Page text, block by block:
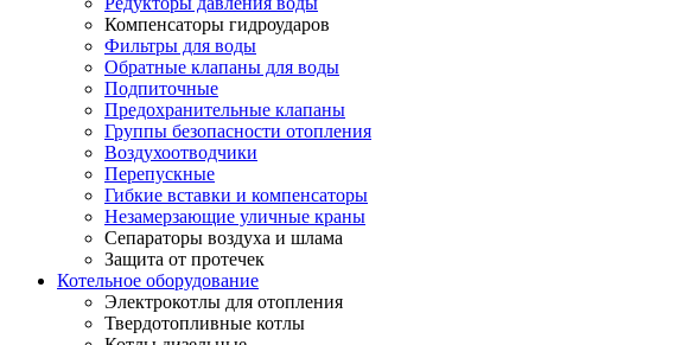
Компенсаторы гидроударов
Фильтры для воды
Обратные клапаны для воды
Подпиточные
Предохранительные клапаны
Группы безопасности отопления
Воздухоотводчики
Перепускные
Гибкие вставки и компенсаторы
Незамерзающие уличные краны
Сепараторы воздуха и шлама
Защита от протечек
Котельное оборудование
Электрокотлы для отопления
Твердотопливные котлы